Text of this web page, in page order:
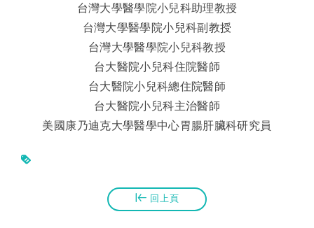
台灣大學醫學院小兒科助理教授
台灣大學醫學院小兒科副教授
台灣大學醫學院小兒科教授
台大醫院小兒科住院醫師
台大醫院小兒科總住院醫師
台大醫院小兒科主治醫師
美國康乃迪克大學醫學中心胃腸肝臟科研究員
回上頁